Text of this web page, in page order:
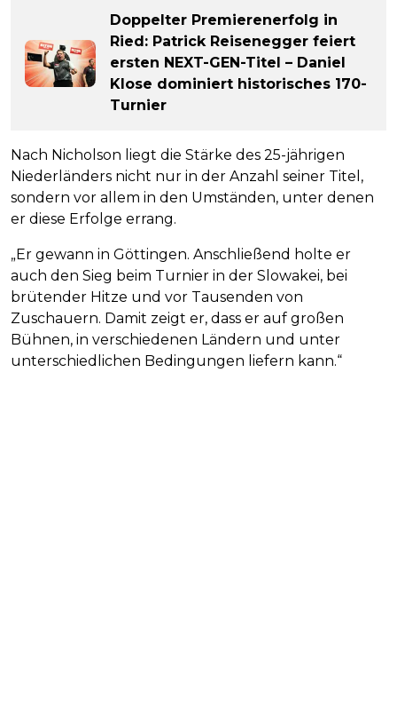
Doppelter Premierenerfolg in
Ried: Patrick Reisenegger feiert
ersten NEXT-GEN-Titel – Daniel
Klose dominiert historisches 170-
Turnier
Nach Nicholson liegt die Stärke des 25-jährigen
Niederländers nicht nur in der Anzahl seiner Titel,
sondern vor allem in den Umständen, unter denen
er diese Erfolge errang.
„Er gewann in Göttingen. Anschließend holte er
auch den Sieg beim Turnier in der Slowakei, bei
brütender Hitze und vor Tausenden von
Zuschauern. Damit zeigt er, dass er auf großen
Bühnen, in verschiedenen Ländern und unter
unterschiedlichen Bedingungen liefern kann.“